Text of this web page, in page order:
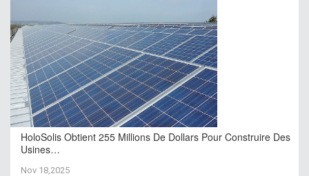
HoloSolis Obtient 255 Millions De Dollars Pour Construire Des
Usines…
Nov 18,2025